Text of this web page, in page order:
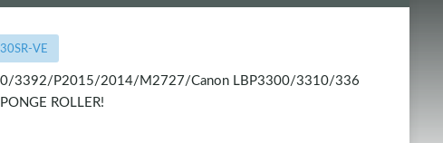
VE
3392/P2015/2014/M2727/Canon LBP3300/3310/336
ROLLER!